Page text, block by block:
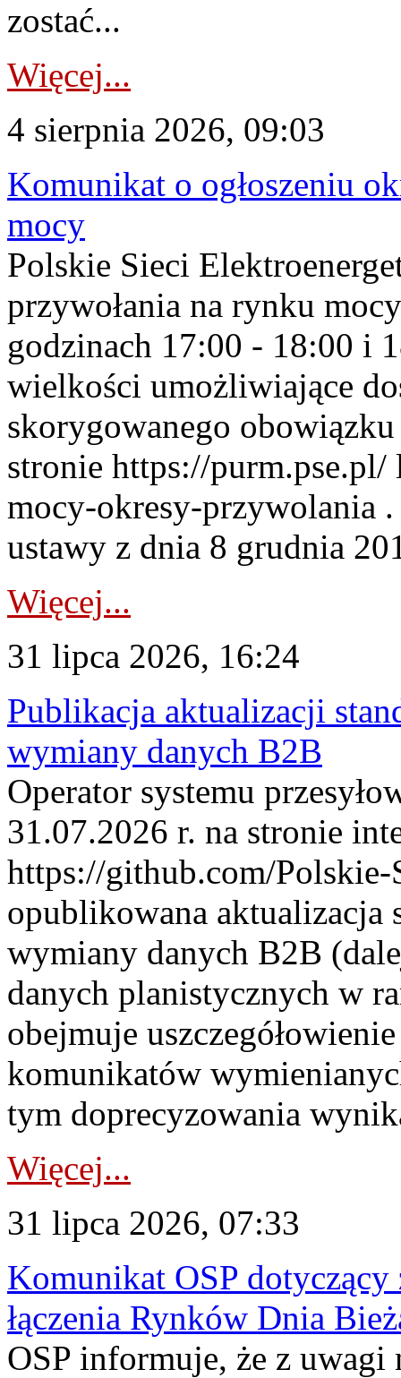
zostać...
Więcej...
4 sierpnia 2026, 09:03
Komunikat o ogłoszeniu
mocy
Polskie Sieci
przywołania na rynku
godzinach 17:00 - 18:00 i
wielkości umożliwiające
skorygowanego
stronie https://
mocy-okresy-przywolania
ustawy z dnia 8 grudnia
Więcej...
31 lipca 2026, 16:24
Publikacja aktualizacji
wymiany danych B2B
Operator systemu
31.07.2026 r. na stronie
https://github.com/Polskie-
opublikowana aktualizacja
wymiany danych B2B
danych planistycznych w
obejmuje
komunikatów
tym doprecyzowania
Więcej...
31 lipca 2026, 07:33
Komunikat OSP dotyczący
łączenia Rynków Dnia
OSP informuje, że z uwagi